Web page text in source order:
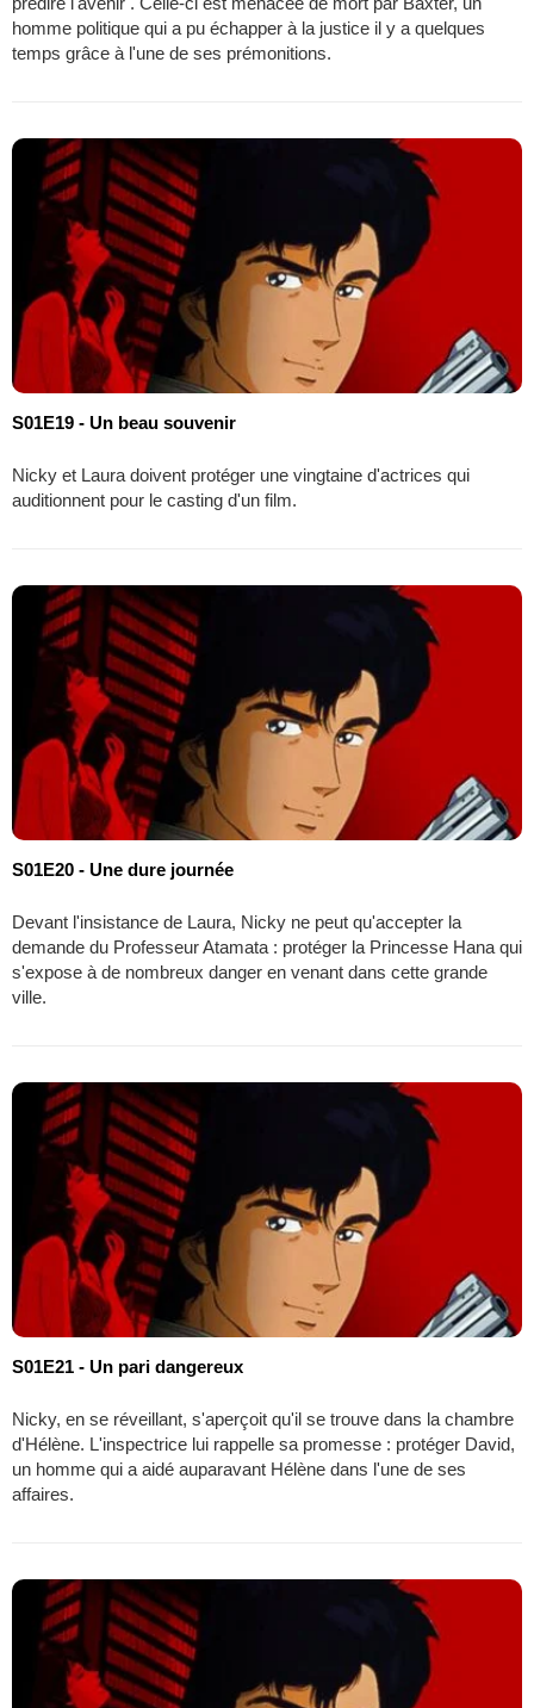
homme politique qui a pu échapper à la justice il y a quelques
temps grâce à l'une de ses prémonitions.
S01E19 - Un beau souvenir
Nicky et Laura doivent protéger une vingtaine d'actrices qui
auditionnent pour le casting d'un film.
S01E20 - Une dure journée
Devant l'insistance de Laura, Nicky ne peut qu'accepter la
demande du Professeur Atamata : protéger la Princesse Hana qui
s'expose à de nombreux danger en venant dans cette grande
ville.
S01E21 - Un pari dangereux
Nicky, en se réveillant, s'aperçoit qu'il se trouve dans la chambre
d'Hélène. L'inspectrice lui rappelle sa promesse : protéger David,
un homme qui a aidé auparavant Hélène dans l'une de ses
affaires.